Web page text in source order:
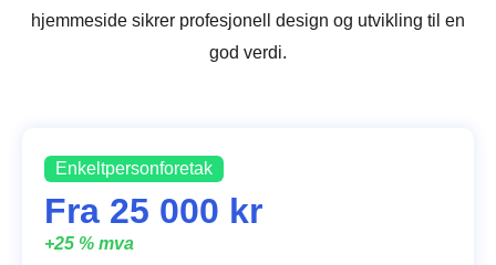
hjemmeside sikrer profesjonell design og utvikling til en
god verdi.
Enkeltpersonforetak
Fra 25 000 kr
+25 % mva